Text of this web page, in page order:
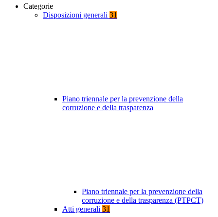
Categorie
Disposizioni generali 31
Piano triennale per la prevenzione della
corruzione e della trasparenza
Piano triennale per la prevenzione della
corruzione e della trasparenza (PTPCT)
Atti generali 31